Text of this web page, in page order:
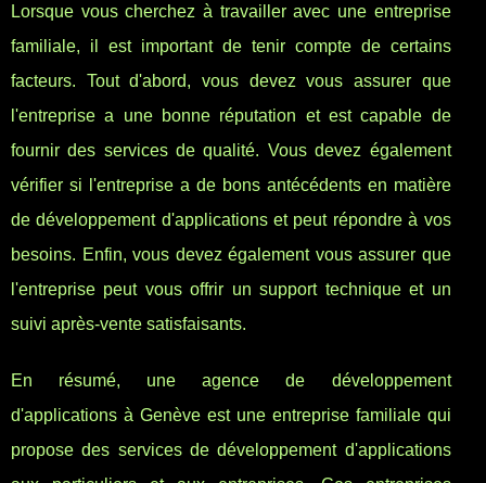
Lorsque vous cherchez à travailler avec une entreprise
familiale, il est important de tenir compte de certains
facteurs. Tout d'abord, vous devez vous assurer que
l'entreprise a une bonne réputation et est capable de
fournir des services de qualité. Vous devez également
vérifier si l'entreprise a de bons antécédents en matière
de développement d'applications et peut répondre à vos
besoins. Enfin, vous devez également vous assurer que
l'entreprise peut vous offrir un support technique et un
suivi après-vente satisfaisants.
En résumé, une agence de développement
d'applications à Genève est une entreprise familiale qui
propose des services de développement d'applications